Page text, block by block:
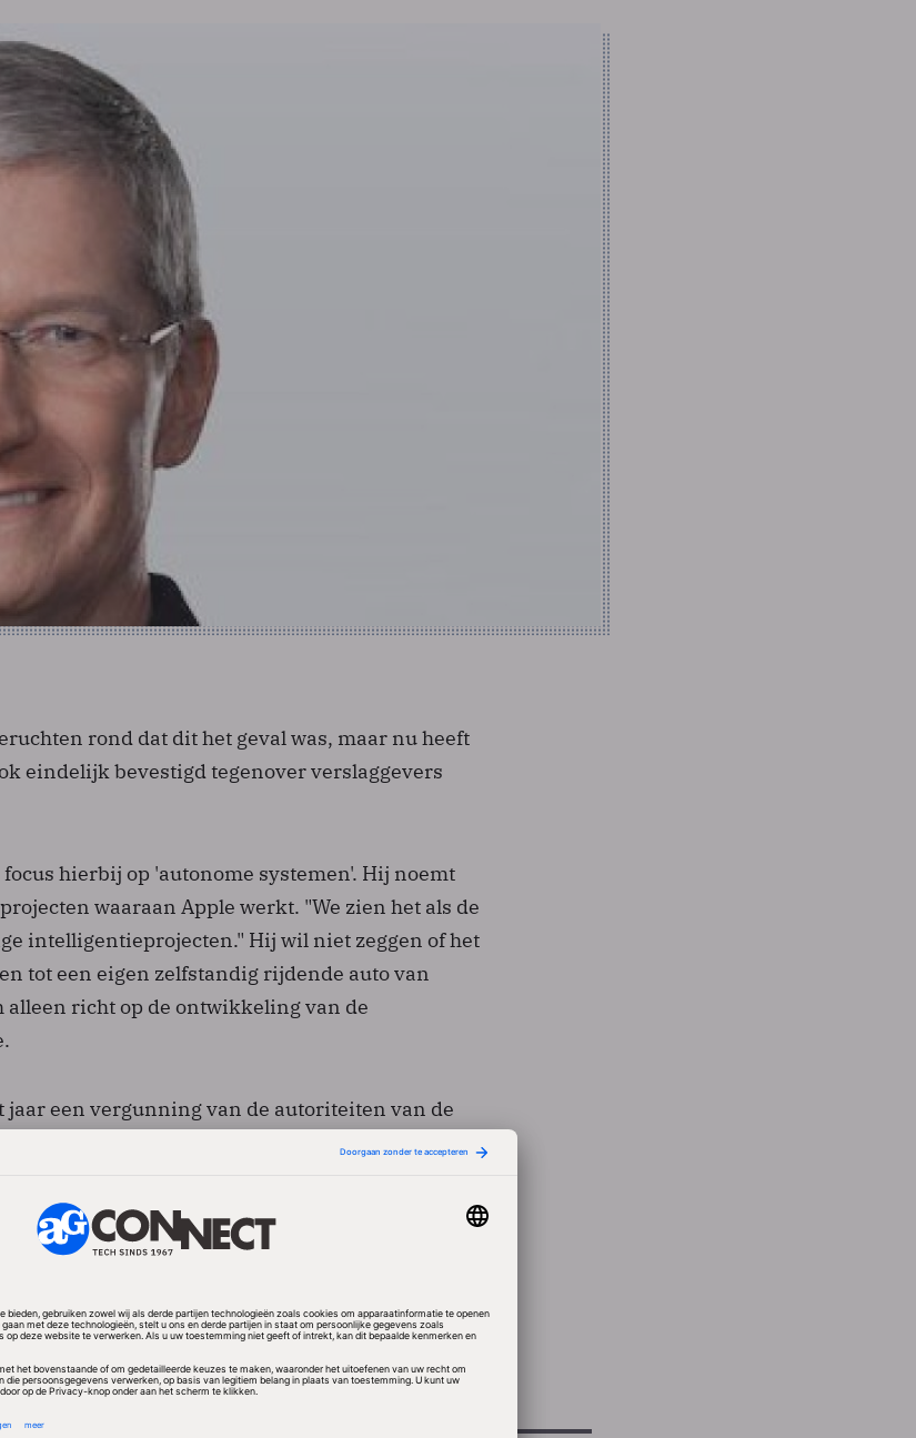
rond dat dit het geval was, maar nu heeft
eindelijk bevestigd tegenover verslaggevers
focus hierbij op 'autonome systemen'. Hij noemt
waaraan Apple werkt. "We zien het als de
intelligentieprojecten." Hij wil niet zeggen of het
tot een eigen zelfstandig rijdende auto van
alleen richt op de ontwikkeling van de
een vergunning van de autoriteiten van de
is gevestigd - om zelfrijdende auto's
Maar tot nu toe zweeg het bedrijf in alle talen
witte Lexus RX450h - gespot op de weg. De
end lidar-sensoren (Lidar staat voor Light
en verschillende camera's.